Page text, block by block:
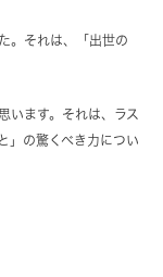
。それは、「出世の
います。それは、ラス
」の驚くべき力につい